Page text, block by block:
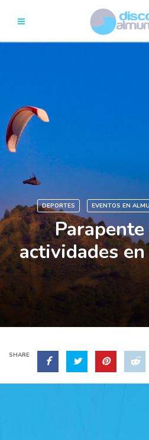
DEPORTES EVENTOS EN
actividades
SHARE